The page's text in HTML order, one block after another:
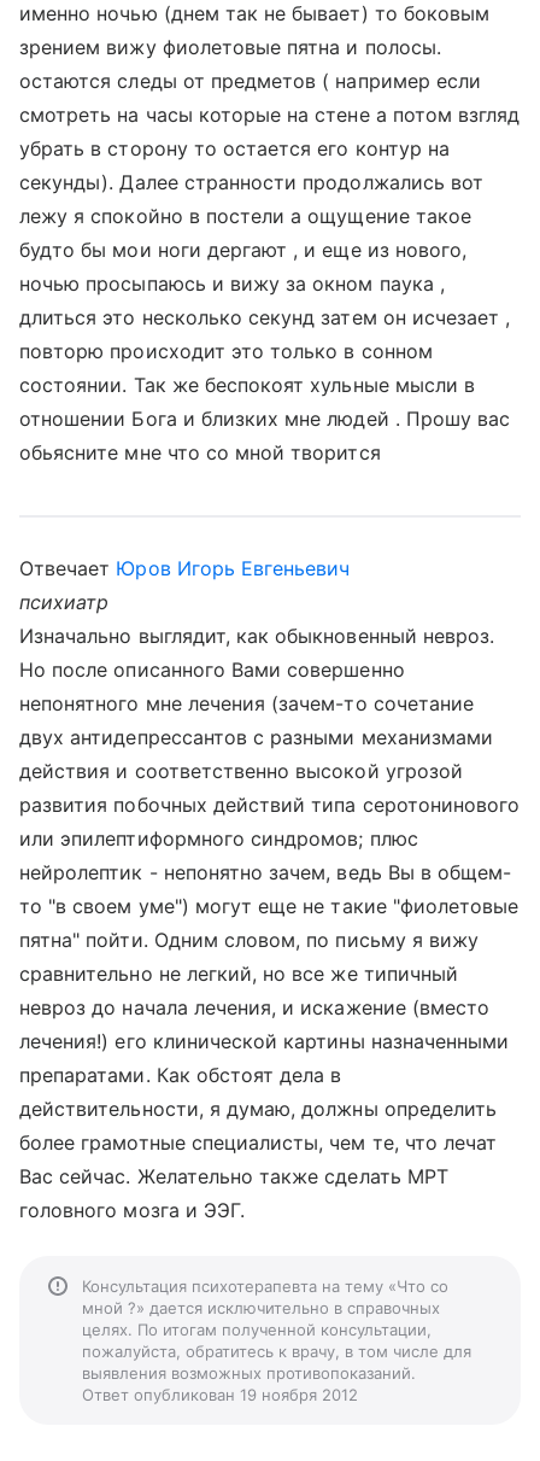
именно ночью (днем так не бывает) то боковым
зрением вижу фиолетовые пятна и полосы.
остаются следы от предметов ( например если
смотреть на часы которые на стене а потом взгляд
убрать в сторону то остается его контур на
секунды). Далее странноcти продолжались вот
лежу я спокойно в постели а ощущение такое
будто бы мои ноги дергают , и еще из нового,
ночью просыпаюсь и вижу за окном паука ,
длиться это несколько секунд затем он исчезает ,
повторю происходит это только в сонном
состоянии. Так же беспокоят хульные мысли в
отношении Бога и близких мне людей . Прошу вас
обьясните мне что со мной творится
Отвечает Юров Игорь Евгеньевич
психиатр
Изначально выглядит, как обыкновенный невроз.
Но после описанного Вами совершенно
непонятного мне лечения (зачем-то сочетание
двух антидепрессантов с разными механизмами
действия и соответственно высокой угрозой
развития побочных действий типа серотонинового
или эпилептиформного синдромов; плюс
нейролептик - непонятно зачем, ведь Вы в общем-
то "в своем уме") могут еще не такие "фиолетовые
пятна" пойти. Одним словом, по письму я вижу
сравнительно не легкий, но все же типичный
невроз до начала лечения, и искажение (вместо
лечения!) его клинической картины назначенными
препаратами. Как обстоят дела в
действительности, я думаю, должны определить
более грамотные специалисты, чем те, что лечат
Вас сейчас. Желательно также сделать МРТ
головного мозга и ЭЭГ.
Консультация психотерапевта на тему «Что со
мной ?» дается исключительно в справочных
целях. По итогам полученной консультации,
пожалуйста, обратитесь к врачу, в том числе для
выявления возможных противопоказаний.
Ответ опубликован 19 ноября 2012